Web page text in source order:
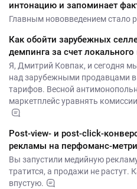
интонацию и запоминает
Главным нововведением стало
Как обойти зарубежных
демпинга за счет локального
Я, Дмитрий Ковпак, и сегодня
над зарубежными продавцами
тарифов. Весной
маркетплейс уравнять
Post-view- и post-click-
рекламы на перфоманс-
Вы запустили медийную
тратится, а продажи не растут.
впустую.